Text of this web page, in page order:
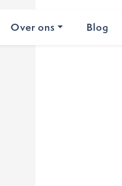
Over ons Blog